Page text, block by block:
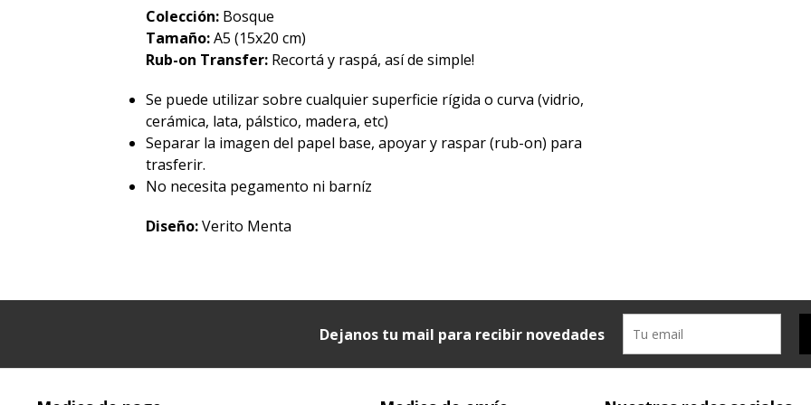
Colección: Bosque
Tamaño:A5 (15x20 cm)
Rub-on Transfer: Recortá y raspá, así de simple!
Se puede utilizar sobre cualquier superficie rígida o curva (vidrio,
cerámica, lata, pálstico, madera, etc)
Separar la imagen del papel base, apoyar y raspar (rub-on) para
trasferir.
No necesita pegamento ni barníz
Diseño:Verito Menta
Dejanos tu mail para recibir novedades